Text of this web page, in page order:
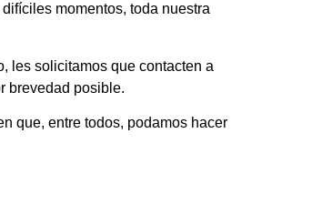
momentos, toda nuestra
les solicitamos que contacten a
brevedad posible.
que, entre todos, podamos hacer